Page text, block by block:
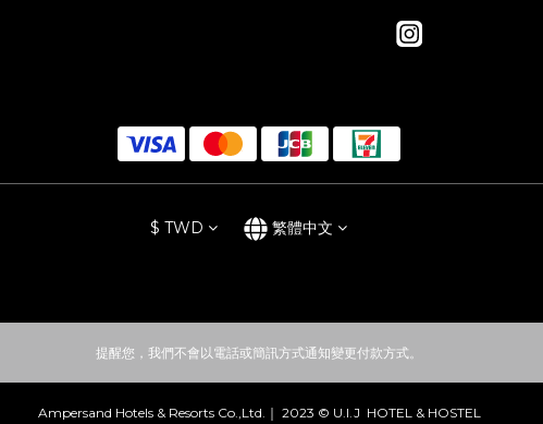
$ TWD 繁體中文
提醒您，我們不會以電話或簡訊方式通知變更付款方式。
Ampersand Hotels & Resorts Co.,Ltd.｜ 2023 © U.I.J HOTEL & HOSTEL